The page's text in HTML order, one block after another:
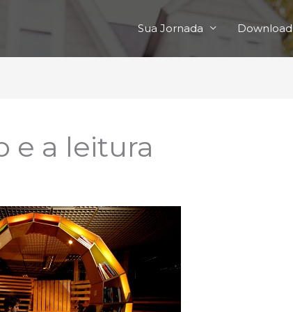
Sua Jornada Download
e a leitura